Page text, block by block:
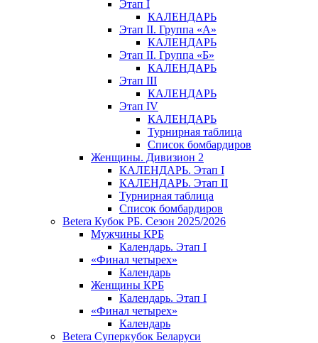
Этап I
КАЛЕНДАРЬ
Этап II. Группа «А»
КАЛЕНДАРЬ
Этап II. Группа «Б»
КАЛЕНДАРЬ
Этап III
КАЛЕНДАРЬ
Этап IV
КАЛЕНДАРЬ
Турнирная таблица
Список бомбардиров
Женщины. Дивизион 2
КАЛЕНДАРЬ. Этап I
КАЛЕНДАРЬ. Этап II
Турнирная таблица
Список бомбардиров
Betera Кубок РБ. Сезон 2025/2026
Мужчины КРБ
Календарь. Этап I
«Финал четырех»
Календарь
Женщины КРБ
Календарь. Этап I
«Финал четырех»
Календарь
Betera Суперкубок Беларуси